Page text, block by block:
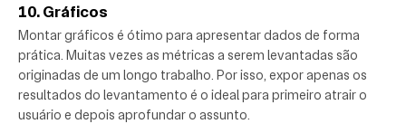
10. Gráficos
Montar gráficos é ótimo para apresentar dados de forma
prática. Muitas vezes as métricas a serem levantadas são
originadas de um longo trabalho. Por isso, expor apenas os
resultados do levantamento é o ideal para primeiro atrair o
usuário e depois aprofundar o assunto.